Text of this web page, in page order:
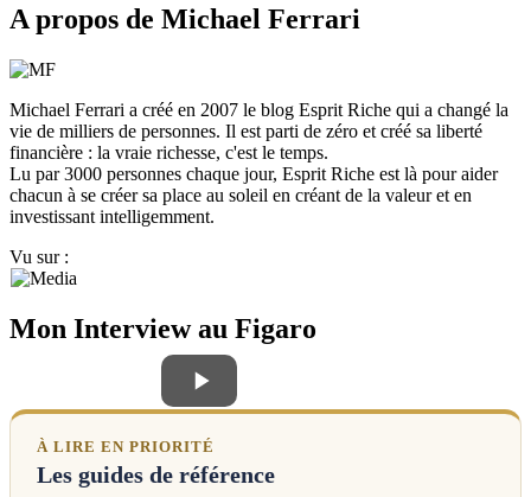
A propos de Michael Ferrari
Michael Ferrari a créé en 2007 le blog Esprit Riche qui a changé la
vie de milliers de personnes. Il est parti de zéro et créé sa liberté
financière : la vraie richesse, c'est le temps.
Lu par 3000 personnes chaque jour, Esprit Riche est là pour aider
chacun à se créer sa place au soleil en créant de la valeur et en
investissant intelligemment.
Vu sur :
Mon Interview au Figaro
À LIRE EN PRIORITÉ
Les guides de référence